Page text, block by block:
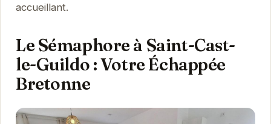
accueillant.
Le Sémaphore à Saint-Cast-
le-Guildo : Votre Échappée
Bretonne